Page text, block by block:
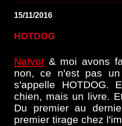
15/11/2016
HOTDOG
Natyot & moi avons
non, ce n'est pas
s'appelle HOTDOG.
chien, mais un livre.
Du premier au
premier tirage chez